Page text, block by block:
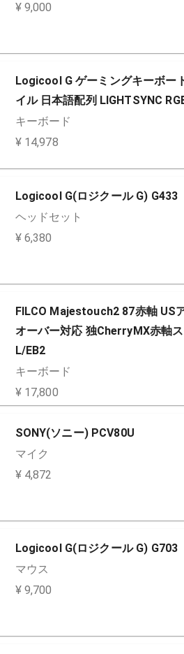
¥ 9,000
Logicool G ゲーミングキーボー
イル 日本語配列 LIGHTSYNC
キーボード
¥ 14,978
Logicool G(ロジクール G) G433
ヘッドセット
¥ 6,380
FILCO Majestouch2 87赤軸 US
オーバー対応 独CherryMX赤軸
L/EB2
キーボード
¥ 17,800
SONY(ソニー) PCV80U
マイク
¥ 4,872
Logicool G(ロジクール G) G703
マウス
¥ 9,700